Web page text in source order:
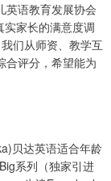
英语教育发展协会
家长的满意度调
们从师资、教学互
合评分，希望能为
贝达英语适合年龄
系列（独家引进